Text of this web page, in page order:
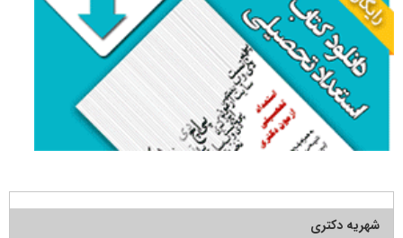
شهریه دکتری